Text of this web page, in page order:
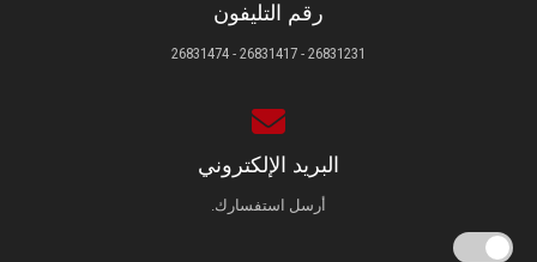
رقم التليفون
26831231 - 26831417 - 26831474
البريد الإلكتروني
أرسل استفسارك.